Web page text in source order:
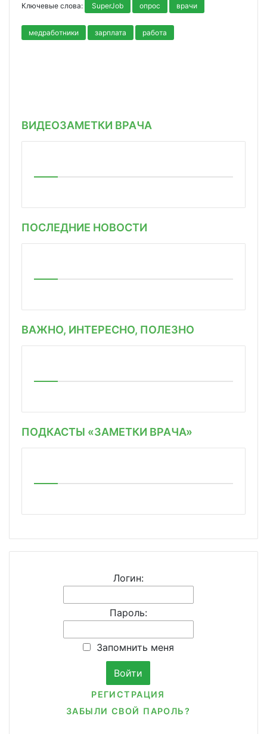
Ключевые слова: SuperJob опрос врачи
медработники зарплата работа
ВИДЕОЗАМЕТКИ ВРАЧА
ПОСЛЕДНИЕ НОВОСТИ
ВАЖНО, ИНТЕРЕСНО, ПОЛЕЗНО
ПОДКАСТЫ «ЗАМЕТКИ ВРАЧА»
Логин:
Пароль:
Запомнить меня
РЕГИСТРАЦИЯ
ЗАБЫЛИ СВОЙ ПАРОЛЬ?